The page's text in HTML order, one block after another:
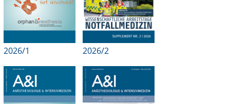
Archiv
Supplements
Supplements OrphanAnesthesia
Online First
2026/1 2026/2